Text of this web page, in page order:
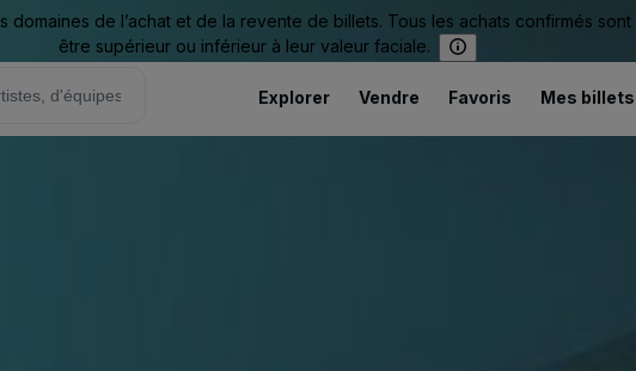
de l’achat et de la revente de billets. Tous les achats confirmés sont
être supérieur ou inférieur à leur valeur faciale.
Explorer Vendre Favoris Mes billets